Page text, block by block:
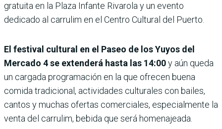
gratuita en la Plaza Infante Rivarola y un evento
dedicado al carrulim en el Centro Cultural del Puerto.
El festival cultural en el Paseo de los Yuyos del
Mercado 4 se extenderá hasta las 14:00y aún queda
un cargada programación en la que ofrecen buena
comida tradicional, actividades culturales con bailes,
cantos y muchas ofertas comerciales, especialmente la
venta del carrulim, bebida que será homenajeada.